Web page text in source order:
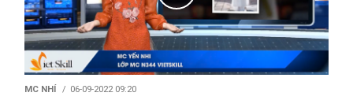
MC NHÍ 06-09-2022 09:20